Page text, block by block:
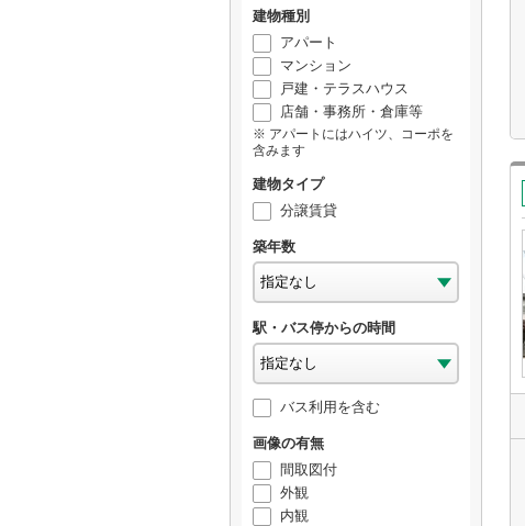
建物種別
アパート
マンション
戸建・テラスハウス
店舗・事務所・倉庫等
アパートにはハイツ、コーポを
含みます
建物タイプ
分譲賃貸
築年数
駅・バス停からの時間
バス利用を含む
画像の有無
間取図付
外観
内観